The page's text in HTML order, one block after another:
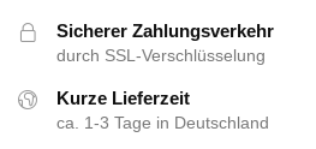
Sicherer Zahlungsverkehr
durch SSL-Verschlüsselung
Kurze Lieferzeit
ca. 1-3 Tage in Deutschland